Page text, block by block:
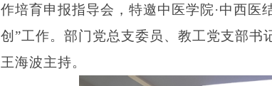
作培育申报指导会，特邀中医学院·中西医
创”工作。部门党总支委员、教工党支部
王海波主持。